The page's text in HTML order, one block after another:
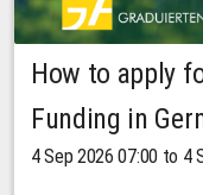
How to apply
Funding in
4 Sep 2026 07:00 to 4